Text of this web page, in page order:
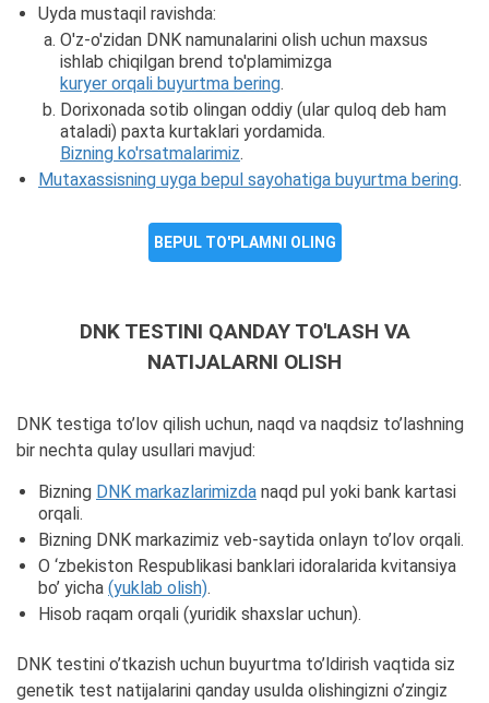
Uyda mustaqil ravishda:
O'z-o'zidan DNK namunalarini olish uchun maxsus
ishlab chiqilgan brend to'plamimizga
kuryer orqali buyurtma bering.
Dorixonada sotib olingan oddiy (ular quloq deb ham
ataladi) paxta kurtaklari yordamida.
Bizning ko'rsatmalarimiz.
Mutaxassisning uyga bepul sayohatiga buyurtma bering.
BEPUL TO'PLAMNI OLING
DNK TESTINI QANDAY TO'LASH VA
NATIJALARNI OLISH
DNK testiga to’lov qilish uchun, naqd va naqdsiz to’lashning
bir nechta qulay usullari mavjud:
Bizning DNK markazlarimizda naqd pul yoki bank kartasi
orqali.
Bizning DNK markazimiz veb-saytida onlayn to’lov orqali.
O ‘zbekiston Respublikasi banklari idoralarida kvitansiya
bo’ yicha (yuklab olish).
Hisob raqam orqali (yuridik shaxslar uchun).
DNK testini o’tkazish uchun buyurtma to’ldirish vaqtida siz
genetik test natijalarini qanday usulda olishingizni o’zingiz